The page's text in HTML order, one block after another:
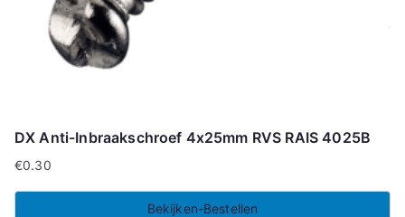
DX Anti-Inbraakschroef 4x25mm RVS RAIS 4025B
€0.30
Bekijken-Bestellen